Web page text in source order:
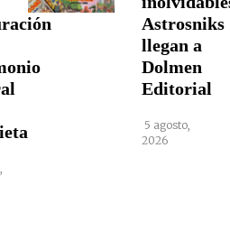
Astrosniks
llegan a
Dolmen
Editorial
5 agosto,
2026